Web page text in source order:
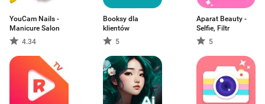
YouCam Nails -
Manicure Salon
4.34
Booksy dla
klientów
5
Aparat Beauty -
Selfie, Filtr
5